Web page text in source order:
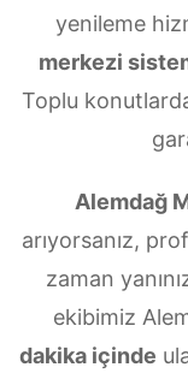
yenileme
merkezi
Toplu
Alemdağ
arıyorsanız,
zaman
ekibimiz
dakika içinde